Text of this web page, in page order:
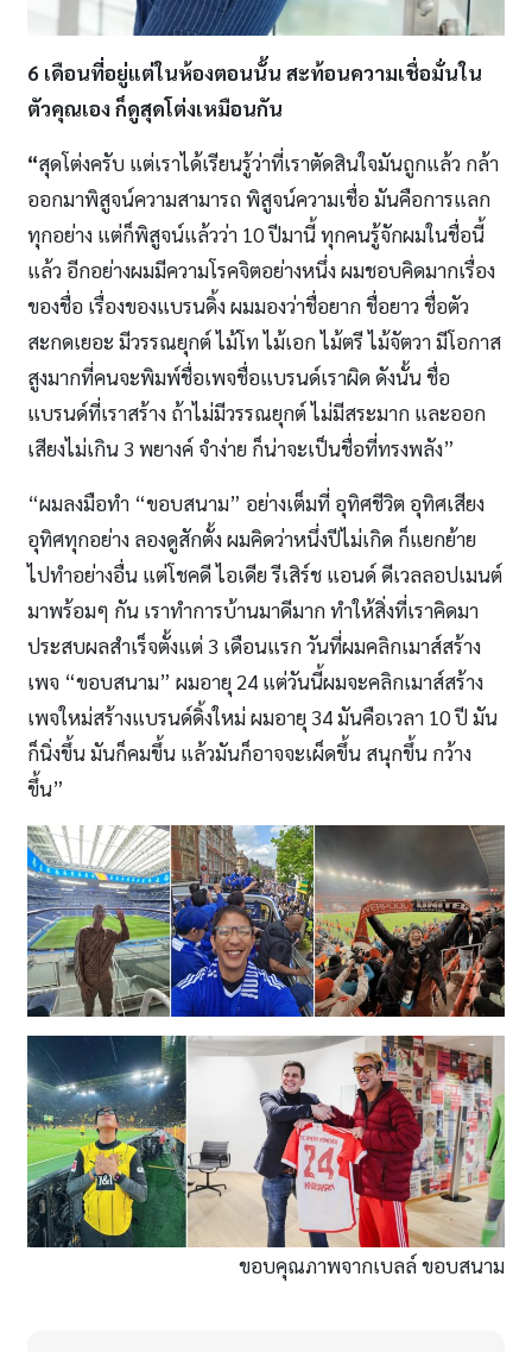
6 เดือนที่อยู่แต่ในห้องตอนนั้น สะท้อนความเชื่อมั่นใน
ตัวคุณเอง ก็ดูสุดโต่งเหมือนกัน
“สุดโต่งครับ แต่เราได้เรียนรู้ว่าที่เราตัดสินใจมันถูกแล้ว กล้า
ออกมาพิสูจน์ความสามารถ พิสูจน์ความเชื่อ มันคือการแลก
ทุกอย่าง แต่ก็พิสูจน์แล้วว่า 10 ปีมานี้ ทุกคนรู้จักผมในชื่อนี้
แล้ว อีกอย่างผมมีความโรคจิตอย่างหนึ่ง ผมชอบคิดมากเรื่อง
ของชื่อ เรื่องของแบรนดิ้ง ผมมองว่าชื่อยาก ชื่อยาว ชื่อตัว
สะกดเยอะ มีวรรณยุกต์ ไม้โท ไม้เอก ไม้ตรี ไม้จัตวา มีโอกาส
สูงมากที่คนจะพิมพ์ชื่อเพจชื่อแบรนด์เราผิด ดังนั้น ชื่อ
แบรนด์ที่เราสร้าง ถ้าไม่มีวรรณยุกต์ ไม่มีสระมาก และออก
เสียงไม่เกิน 3 พยางค์ จําง่าย ก็น่าจะเป็นชื่อที่ทรงพลัง”
“ผมลงมือทำ “ขอบสนาม” อย่างเต็มที่ อุทิศชีวิต อุทิศเสียง
อุทิศทุกอย่าง ลองดูสักตั้ง ผมคิดว่าหนึ่งปีไม่เกิด ก็แยกย้าย
ไปทําอย่างอื่น แต่โชคดี ไอเดีย รีเสิร์ช แอนด์ ดีเวลลอปเมนต์
มาพร้อมๆ กัน เราทําการบ้านมาดีมาก ทําให้สิ่งที่เราคิดมา
ประสบผลสําเร็จตั้งแต่ 3 เดือนแรก วันที่ผมคลิกเมาส์สร้าง
เพจ “ขอบสนาม” ผมอายุ 24 แต่วันนี้ผมจะคลิกเมาส์สร้าง
เพจใหม่สร้างแบรนด์ดิ้งใหม่ ผมอายุ 34 มันคือเวลา 10 ปี มัน
ก็นิ่งขึ้น มันก็คมขึ้น แล้วมันก็อาจจะเผ็ดขึ้น สนุกขึ้น กว้าง
ขึ้น”
ขอบคุณภาพจากเบลล์ ขอบสนาม